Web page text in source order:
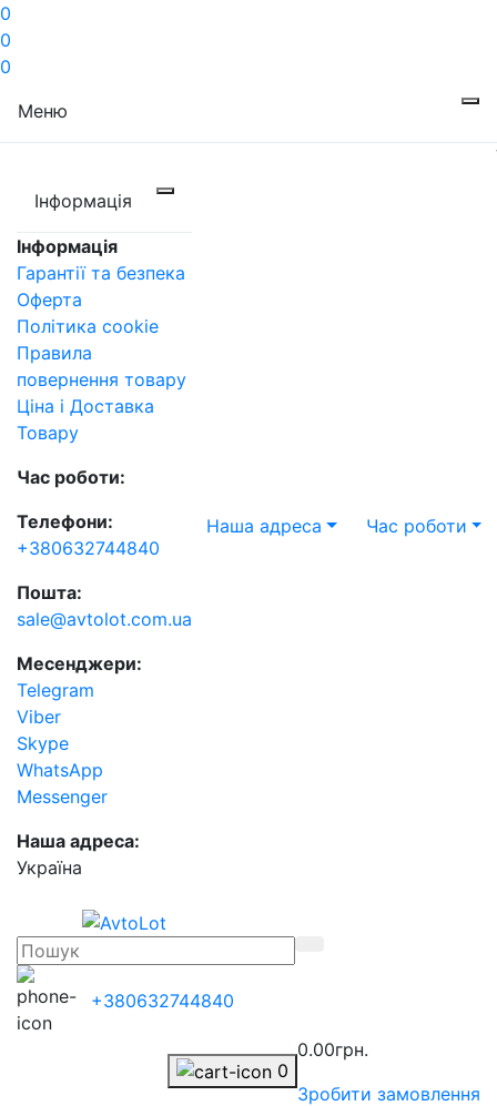
0
0
0
Меню
Інформація
Інформація
Гарантії та безпека
Оферта
Політика cookie
Правила
повернення товару
Ціна і Доставка
Товару
Час роботи:
Телефони:
+380632744840
Пошта:
sale@avtolot.com.ua
Месенджери:
Telegram
Viber
Skype
WhatsApp
Messenger
Наша адреса:
Українa
Наша адреса Час роботи
+380632744840
0
0.00грн.
Зробити замовлення